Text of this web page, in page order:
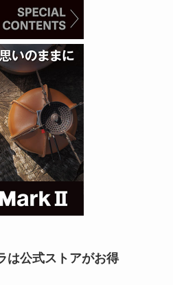
は公式ストアがお得